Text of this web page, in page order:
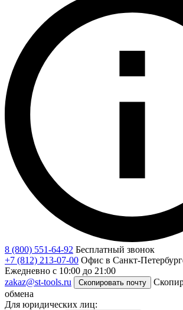
8 (800) 551-64-92 Бесплатный звонок
+7 (812) 213-07-00 Офис в Санкт-
Ежедневно с 10:00 до 21:00
zakaz@st-tools.ru
Скопировать почту
обмена
Для юридических лиц: